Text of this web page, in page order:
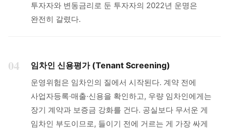
투자자와 변동금리로 둔 투자자의 2022년 운명은
완전히 갈렸다.
04 임차인 신용평가 (Tenant Screening)
운영위험은 임차인의 질에서 시작된다. 계약 전에
사업자등록·매출·신용을 확인하고, 우량 임차인에게는
장기 계약과 보증금 강화를 건다. 공실보다 무서운 게
임차인 부도이므로, 들이기 전에 거르는 게 가장 싸게